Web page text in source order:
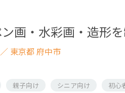
画・水彩画・造形
東京都 府中市
親子向け シニア向け
初心